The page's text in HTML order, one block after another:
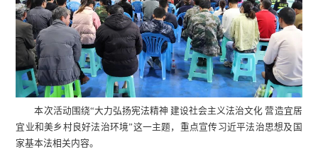
本次活动围绕“大力弘扬宪法精神 建设社会主义法治文化 营造宜居
宜业和美乡村良好法治环境”这一主题，重点宣传习近平法治思想及国
家基本法相关内容。